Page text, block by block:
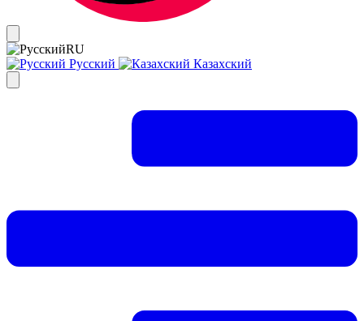
RU
Русский
Казахский